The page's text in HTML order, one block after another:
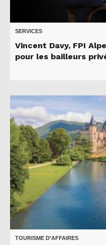
SERVICES
Vincent Davy, FPI
pour les bailleurs
TOURISME D’AFFAIRES